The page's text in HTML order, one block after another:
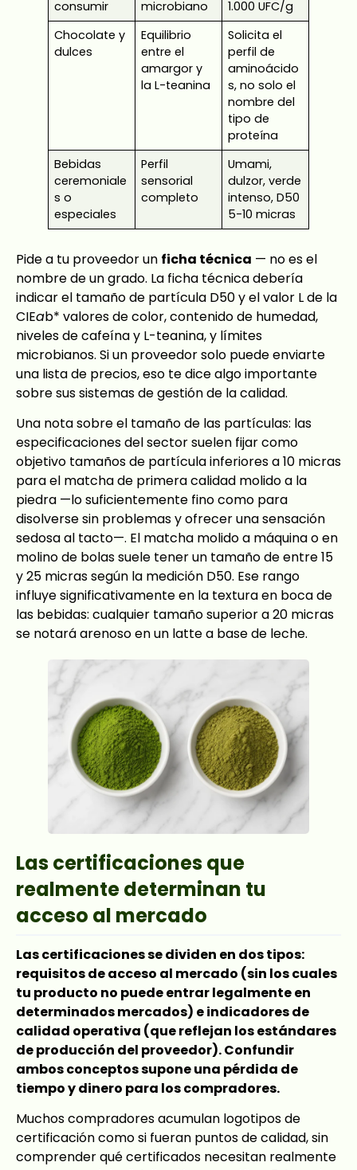
consumir microbiano
1.000 UFC/g
Chocolate y
dulces
Equilibrio
entre el
amargor y
la L-teanina
Solicita el
perfil de
aminoácido
s, no solo el
nombre del
tipo de
proteína
Bebidas
ceremoniale
s o
especiales
Perfil
sensorial
completo
Umami,
dulzor, verde
intenso, D50
5-10 micras
Pide a tu proveedor un ficha técnica — no es el
nombre de un grado. La ficha técnica debería
indicar el tamaño de partícula D50 y el valor L de la
CIEab* valores de color, contenido de humedad,
niveles de cafeína y L-teanina, y límites
microbianos. Si un proveedor solo puede enviarte
una lista de precios, eso te dice algo importante
sobre sus sistemas de gestión de la calidad.
Una nota sobre el tamaño de las partículas: las
especificaciones del sector suelen fijar como
objetivo tamaños de partícula inferiores a 10 micras
para el matcha de primera calidad molido a la
piedra —lo suficientemente fino como para
disolverse sin problemas y ofrecer una sensación
sedosa al tacto—. El matcha molido a máquina o en
molino de bolas suele tener un tamaño de entre 15
y 25 micras según la medición D50. Ese rango
influye significativamente en la textura en boca de
las bebidas: cualquier tamaño superior a 20 micras
se notará arenoso en un latte a base de leche.
Las certificaciones que
realmente determinan tu
acceso al mercado
Las certificaciones se dividen en dos tipos:
requisitos de acceso al mercado (sin los cuales
tu producto no puede entrar legalmente en
determinados mercados) e indicadores de
calidad operativa (que reflejan los estándares
de producción del proveedor). Confundir
ambos conceptos supone una pérdida de
tiempo y dinero para los compradores.
Muchos compradores acumulan logotipos de
certificación como si fueran puntos de calidad, sin
comprender qué certificados necesitan realmente